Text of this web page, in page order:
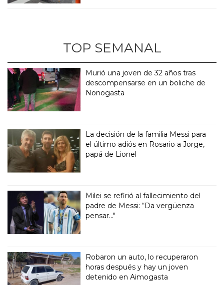
TOP SEMANAL
Murió una joven de 32 años tras
descompensarse en un boliche de
Nonogasta
La decisión de la familia Messi para
el último adiós en Rosario a Jorge,
papá de Lionel
Milei se refirió al fallecimiento del
padre de Messi: “Da vergüenza
pensar..."
Robaron un auto, lo recuperaron
horas después y hay un joven
detenido en Aimogasta